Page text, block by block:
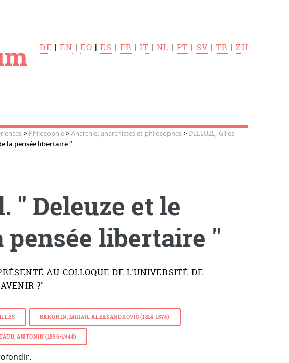
DE |EN |EO |ES | FR | IT | NL | PT | SV | TR | ZH
> Philosophie>Anarchie, anarchistes et philosophes> DELEUZE, Gilles
la pensée libertaire "
" Deleuze et le
pensée libertaire "
AU COLLOQUE DE L’UNIVERSITÉ DE
?"
BAKUNIN, MIHAIL ALEKSANDROVIČ (1814-1876)
ANTONIN (1896-1948)